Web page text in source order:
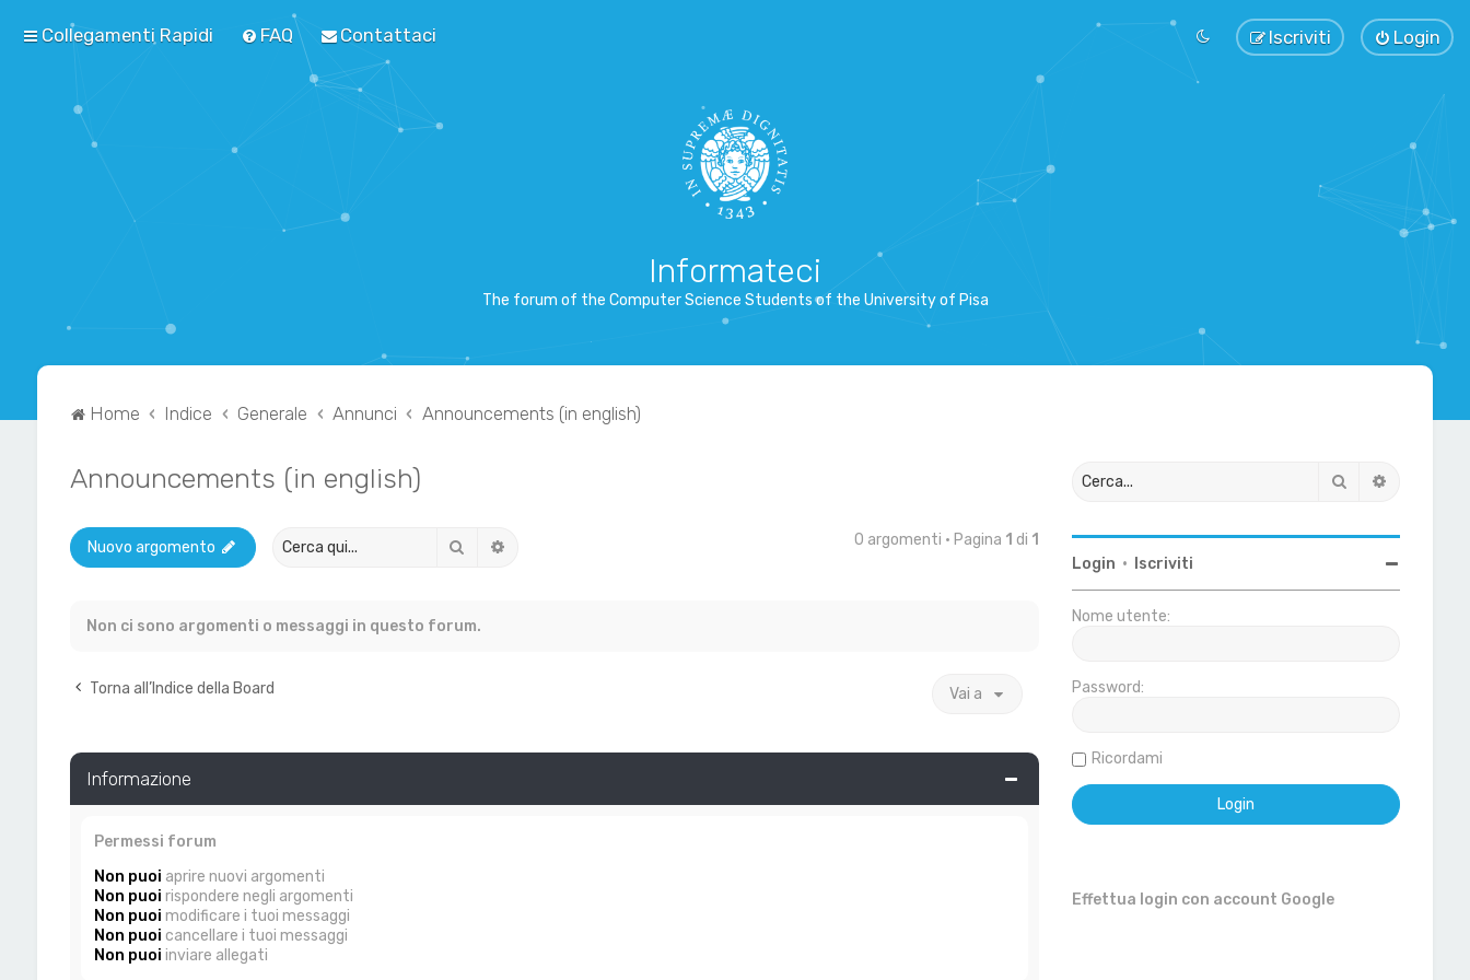
Collegamenti Rapidi FAQ Contattaci Login
Iscriviti
Informateci
The forum of the Computer Science Students of the University of Pisa
Home Indice Generale Annunci Announcements (in english)
Announcements (in english)
Nuovo argomento Cerca 0 argomenti • Pagina 1 di 1
Non ci sono argomenti o messaggi in questo forum.
Torna all’Indice della Board Vai a
Informazione
Permessi forum
Non puoi aprire nuovi argomenti
Non puoi rispondere negli argomenti
Non puoi modificare i tuoi messaggi
Non puoi cancellare i tuoi messaggi
Non puoi inviare allegati
Cerca
Login • Iscriviti
Nome utente:
Password:
Ricordami
Effettua login con account Google